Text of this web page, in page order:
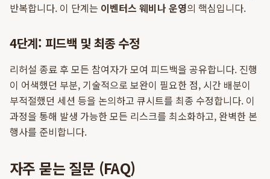
반복합니다. 이 단계는 이벤터스 웨비나 운영의 핵심입니다.
4단계: 피드백 및 최종 수정
리허설 종료 후 모든 참여자가 모여 피드백을 공유합니다. 진행
이 어색했던 부분, 기술적으로 보완이 필요한 점, 시간 배분이
부적절했던 세션 등을 논의하고 큐시트를 최종 수정합니다. 이
과정을 통해 발생 가능한 모든 리스크를 최소화하고, 완벽한 본
행사를 준비합니다.
자주 묻는 질문 (FAQ)